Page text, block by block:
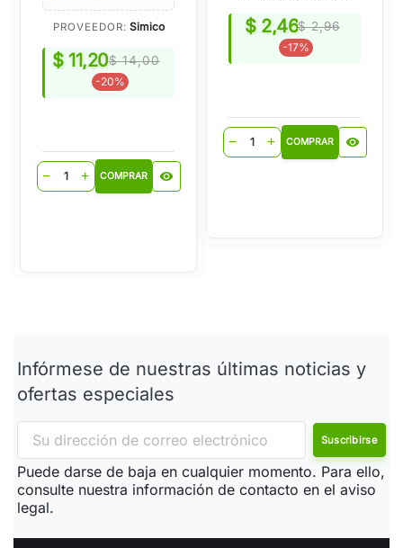
PROVEEDOR: Simico
$ 11,20$ 14,00
-20%
remove add COMPRAR visibility
$ 2,46$ 2,96
-17%
remove add COMPRAR visibility
Infórmese de nuestras últimas noticias y
ofertas especiales
Puede darse de baja en cualquier momento. Para ello,
consulte nuestra información de contacto en el aviso
legal.